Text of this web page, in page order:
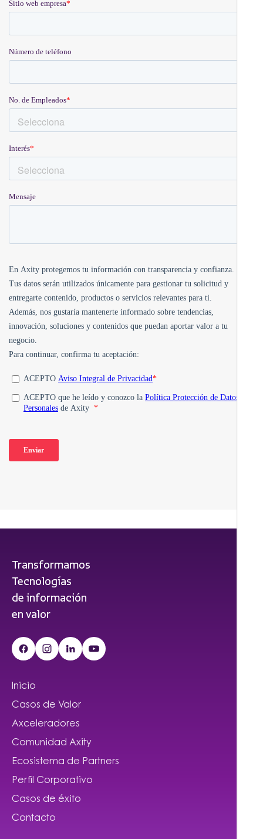
Transformamos
Tecnologías
de información
en valor
Inicio
Casos de Valor
Axceleradores
Comunidad Axity
Ecosistema de Partners
Perfil Corporativo
Casos de éxito
Contacto